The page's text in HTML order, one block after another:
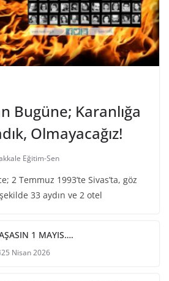
Bugüne; Karanlığa
Olmayacağız!
Eğitim-Sen
2 Temmuz 1993’te Sivas’ta, göz
33 aydın ve 2 otel
1 MAYIS….
25 Nisan 2026